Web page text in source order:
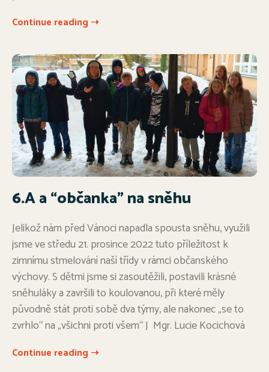
Continue reading ➝
6.A a “občanka” na sněhu
Jelikož nám před Vánoci napadla spousta sněhu, využili
jsme ve středu 21. prosince 2022 tuto příležitost k
zimnímu stmelování naší třídy v rámci občanského
výchovy. S dětmi jsme si zasoutěžili, postavili krásné
sněhuláky a završili to koulovanou, při které měly
původně stát proti sobě dva týmy, ale nakonec „se to
zvrhlo“ na „všichni proti všem“ J Mgr. Lucie Kocichová
Continue reading ➝